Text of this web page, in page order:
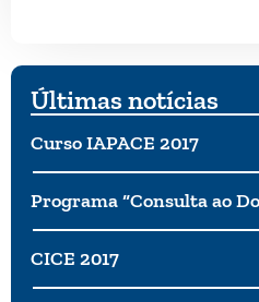
Últimas notícias
Curso IAPACE 2017
Programa “Consulta ao
CICE 2017